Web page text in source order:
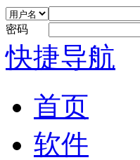
密码
快捷导航
首页
软件